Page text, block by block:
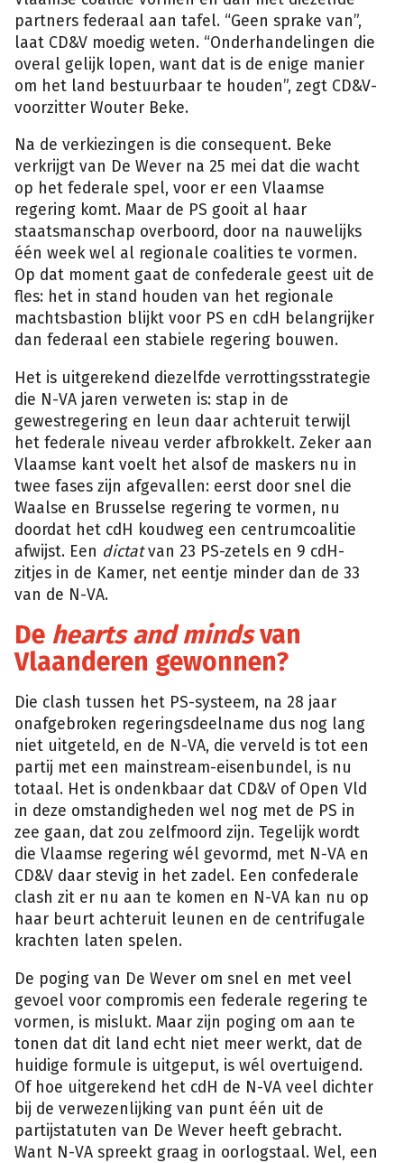
partners federaal aan tafel. “Geen sprake van”,
laat CD&V moedig weten. “Onderhandelingen die
overal gelijk lopen, want dat is de enige manier
om het land bestuurbaar te houden”, zegt CD&V-
voorzitter Wouter Beke.
Na de verkiezingen is die consequent. Beke
verkrijgt van De Wever na 25 mei dat die wacht
op het federale spel, voor er een Vlaamse
regering komt. Maar de PS gooit al haar
staatsmanschap overboord, door na nauwelijks
één week wel al regionale coalities te vormen.
Op dat moment gaat de confederale geest uit de
fles: het in stand houden van het regionale
machtsbastion blijkt voor PS en cdH belangrijker
dan federaal een stabiele regering bouwen.
Het is uitgerekend diezelfde verrottingsstrategie
die N-VA jaren verweten is: stap in de
gewestregering en leun daar achteruit terwijl
het federale niveau verder afbrokkelt. Zeker aan
Vlaamse kant voelt het alsof de maskers nu in
twee fases zijn afgevallen: eerst door snel die
Waalse en Brusselse regering te vormen, nu
doordat het cdH koudweg een centrumcoalitie
afwijst. Een dictatvan 23 PS-zetels en 9 cdH-
zitjes in de Kamer, net eentje minder dan de 33
van de N-VA.
De hearts and mindsvan
Vlaanderen gewonnen?
Die clash tussen het PS-systeem, na 28 jaar
onafgebroken regeringsdeelname dus nog lang
niet uitgeteld, en de N-VA, die verveld is tot een
partij met een mainstream-eisenbundel, is nu
totaal. Het is ondenkbaar dat CD&V of Open Vld
in deze omstandigheden wel nog met de PS in
zee gaan, dat zou zelfmoord zijn. Tegelijk wordt
die Vlaamse regering wél gevormd, met N-VA en
CD&V daar stevig in het zadel. Een confederale
clash zit er nu aan te komen en N-VA kan nu op
haar beurt achteruit leunen en de centrifugale
krachten laten spelen.
De poging van De Wever om snel en met veel
gevoel voor compromis een federale regering te
vormen, is mislukt. Maar zijn poging om aan te
tonen dat dit land echt niet meer werkt, dat de
huidige formule is uitgeput, is wél overtuigend.
Of hoe uitgerekend het cdH de N-VA veel dichter
bij de verwezenlijking van punt één uit de
partijstatuten van De Wever heeft gebracht.
Want N-VA spreekt graag in oorlogstaal. Wel, een